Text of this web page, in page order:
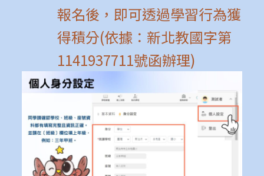
報名後，即可透過學習行為獲
得積分(依據：新北教國字第
1141937711號函辦理)